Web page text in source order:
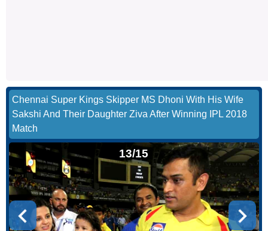
Chennai Super Kings Skipper MS Dhoni With His Wife
Sakshi And Their Daughter Ziva After Winning IPL 2018
Match
13/15